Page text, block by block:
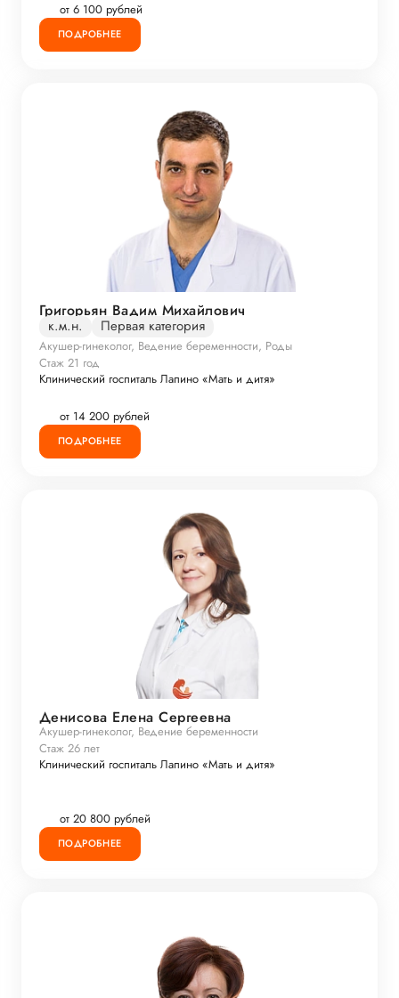
от 6 100 рублей
ПОДРОБНЕЕ
Григорьян Вадим Михайлович
к.м.н. Первая категория
Акушер-гинеколог, Ведение беременности, Роды
Стаж 21 год
Клинический госпиталь Лапино «Мать и дитя»
от 14 200 рублей
ПОДРОБНЕЕ
Денисова Елена Сергеевна
Акушер-гинеколог, Ведение беременности
Стаж 26 лет
Клинический госпиталь Лапино «Мать и дитя»
от 20 800 рублей
ПОДРОБНЕЕ